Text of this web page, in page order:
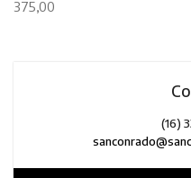
375,00
(16)